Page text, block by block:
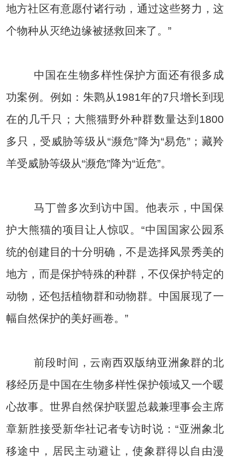
地方社区有意愿付诸行动，通过这些努力，这
个物种从灭绝边缘被拯救回来了。”
中国在生物多样性保护方面还有很多成
功案例。例如：朱鹮从1981年的7只增长到现
在的几千只；大熊猫野外种群数量达到1800
多只，受威胁等级从“濒危”降为“易危”；藏羚
羊受威胁等级从“濒危”降为“近危”。
马丁曾多次到访中国。他表示，中国保
护大熊猫的项目让人惊叹。“中国国家公园系
统的创建目的十分明确，不是选择风景秀美的
地方，而是保护特殊的种群，不仅保护特定的
动物，还包括植物群和动物群。中国展现了一
幅自然保护的美好画卷。”
前段时间，云南西双版纳亚洲象群的北
移经历是中国在生物多样性保护领域又一个暖
心故事。世界自然保护联盟总裁兼理事会主席
章新胜接受新华社记者专访时说：“亚洲象北
移途中，居民主动避让，使象群得以自由漫